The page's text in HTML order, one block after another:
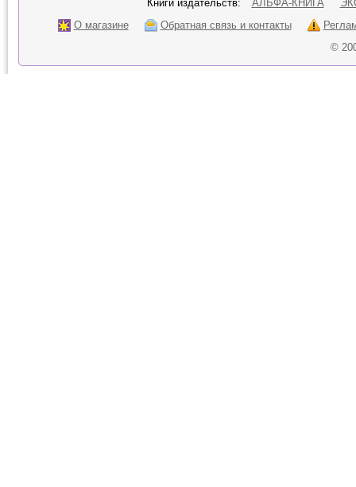
Книги издательств: АЛЬФА-КНИГА
О магазине
Обратная связь и контакты
©